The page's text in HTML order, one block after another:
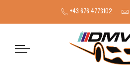
+43 676 4773102